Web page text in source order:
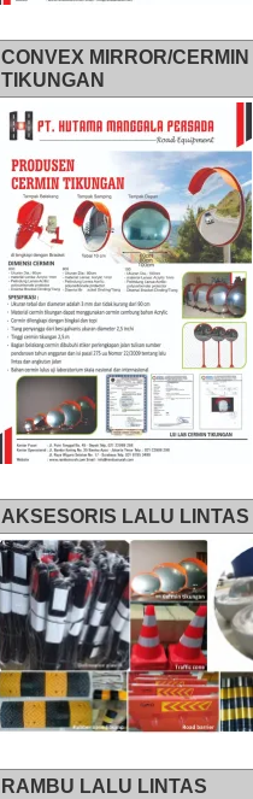
CONVEX MIRROR/CERMIN
TIKUNGAN
AKSESORIS LALU LINTAS
RAMBU LALU LINTAS